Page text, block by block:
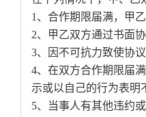
1、合作期限届满，甲
2、甲乙双方通过书面
3、因不可抗力致使协
4、在双方合作期限届
示或以自己的行为表明
5、当事人有其他违约